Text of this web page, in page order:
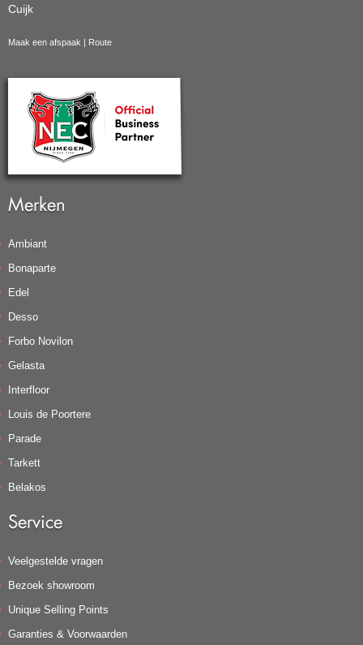
Cuijk
Maak een afspaak | Route
Merken
Ambiant
Bonaparte
Edel
Desso
Forbo Novilon
Gelasta
Interfloor
Louis de Poortere
Parade
Tarkett
Belakos
Service
Veelgestelde vragen
Bezoek showroom
Unique Selling Points
Garanties & Voorwaarden